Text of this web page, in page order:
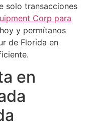
solo transacciones
Corp para
hoy y permítanos
de Florida en
en